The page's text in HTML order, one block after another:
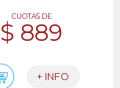
CUOTAS DE
$ 889
+ INFO